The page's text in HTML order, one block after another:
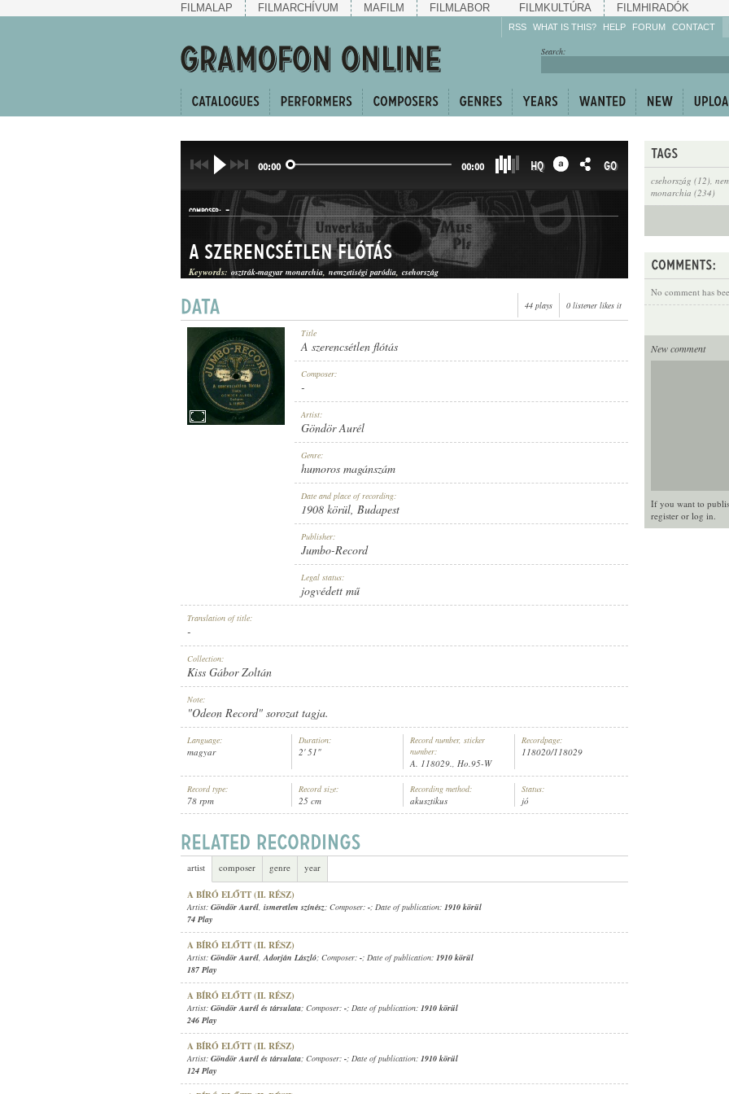
FILMALAP FILMARCHÍVUM MAFILM FILMLABOR FILMKULTÚRA FILMHIRADÓK
RSS WHAT IS THIS? HELP
Enrich!
Share!
FORUM CONTACT
Search:
csehország (12),
monarchia (234)
No comment has
New comment
If you want to
register or log in.
00:00 00:00 HQ GO
COMPOSER: -
HUMOROS MAGÁNSZÁM
RECORD NUMBER:
A szerencsétlen flótás
Keywords: osztrák-magyar monarchia nemzetiségi paródia csehország
44 plays 0 listener likes it
Title
A szerencsétlen flótás
Composer:
-
Artist:
Göndör Aurél
Genre:
humoros magánszám
Date and place of recording:
1908 körül, Budapest
Publisher:
Jumbo-Record
Legal status:
jogvédett mű
Translation of title:
-
Collection:
Kiss Gábor Zoltán
Note:
"Odeon Record" sorozat tagja.
Language:
magyar
Duration:
2' 51"
Record number, sticker
number:
A. 118029., Ho.95-W
Recordpage:
118020/118029
Record type:
78 rpm
Record size:
25 cm
Recording method:
akusztikus
Status:
jó
artist composer genre year
A BÍRÓ ELŐTT (II. RÉSZ)
Artist: Göndör Aurél, ismeretlen színész; Composer: -; Date of publication: 1910 körül
74 Play
A BÍRÓ ELŐTT (II. RÉSZ)
Artist: Göndör Aurél,Adorján László; Composer: -; Date of publication: 1910 körül
187 Play
A BÍRÓ ELŐTT (II. RÉSZ)
Artist: Göndör Aurél és társulata; Composer: -; Date of publication: 1910 körül
246 Play
A BÍRÓ ELŐTT (II. RÉSZ)
Artist: Göndör Aurél és társulata; Composer: -; Date of publication: 1910 körül
124 Play